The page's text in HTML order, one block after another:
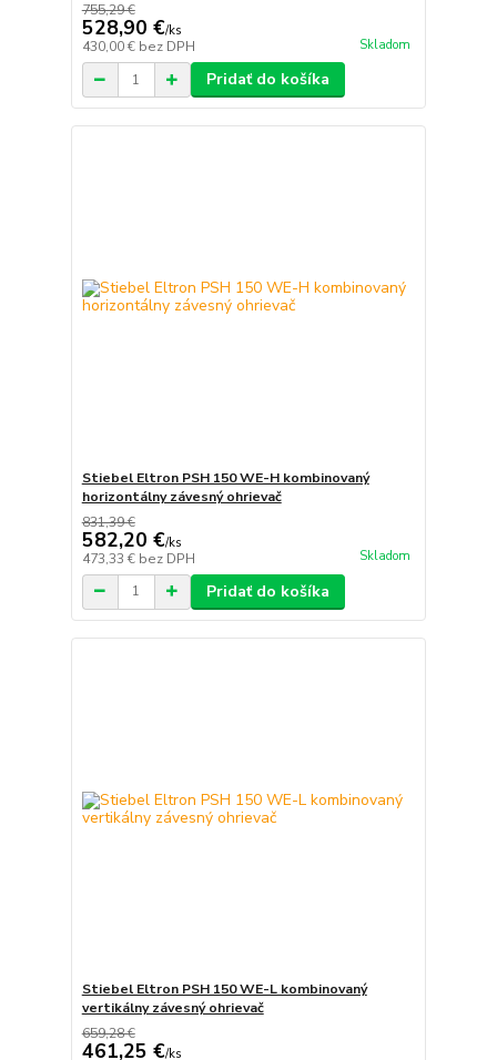
755,29 €
528,90 €/ks
430,00 € bez DPH Skladom
Pridať do košíka
Stiebel Eltron PSH 150 WE-H kombinovaný
horizontálny závesný ohrievač
831,39 €
582,20 €/ks
473,33 € bez DPH Skladom
Pridať do košíka
Stiebel Eltron PSH 150 WE-L kombinovaný
vertikálny závesný ohrievač
659,28 €
461,25 €/ks